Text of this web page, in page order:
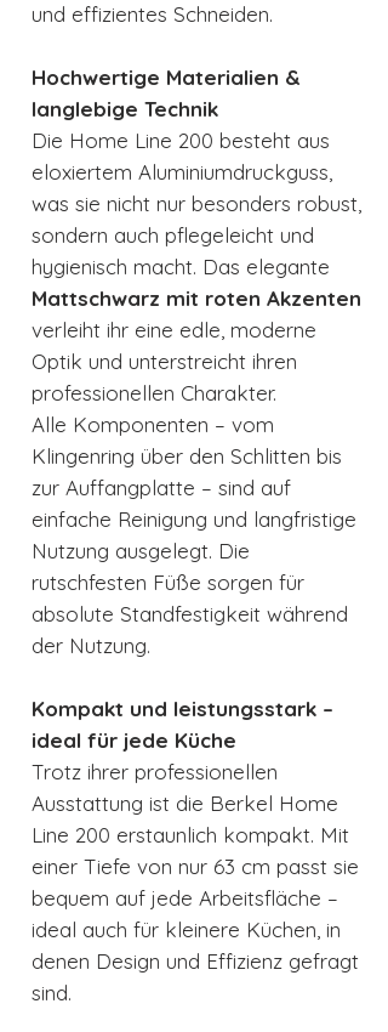
und effizientes Schneiden.
Hochwertige Materialien &
langlebige Technik
Die Home Line 200 besteht aus
eloxiertem Aluminiumdruckguss,
was sie nicht nur besonders robust,
sondern auch pflegeleicht und
hygienisch macht. Das elegante
Mattschwarz mit roten Akzenten
verleiht ihr eine edle, moderne
Optik und unterstreicht ihren
professionellen Charakter.
Alle Komponenten – vom
Klingenring über den Schlitten bis
zur Auffangplatte – sind auf
einfache Reinigung und langfristige
Nutzung ausgelegt. Die
rutschfesten Füße sorgen für
absolute Standfestigkeit während
der Nutzung.
Kompakt und leistungsstark –
ideal für jede Küche
Trotz ihrer professionellen
Ausstattung ist die Berkel Home
Line 200 erstaunlich kompakt. Mit
einer Tiefe von nur 63 cm passt sie
bequem auf jede Arbeitsfläche –
ideal auch für kleinere Küchen, in
denen Design und Effizienz gefragt
sind.